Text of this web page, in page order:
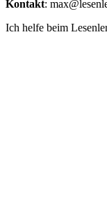
Kontakt:
Ich helfe beim